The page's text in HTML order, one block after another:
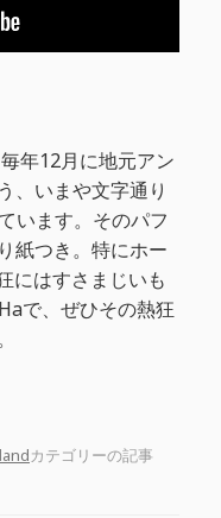
年12月に地元アン
、いまや文字通り
います。そのパフ
紙つき。特にホー
にはすさまじいも
で、ぜひその熱狂
カテゴリーの記事